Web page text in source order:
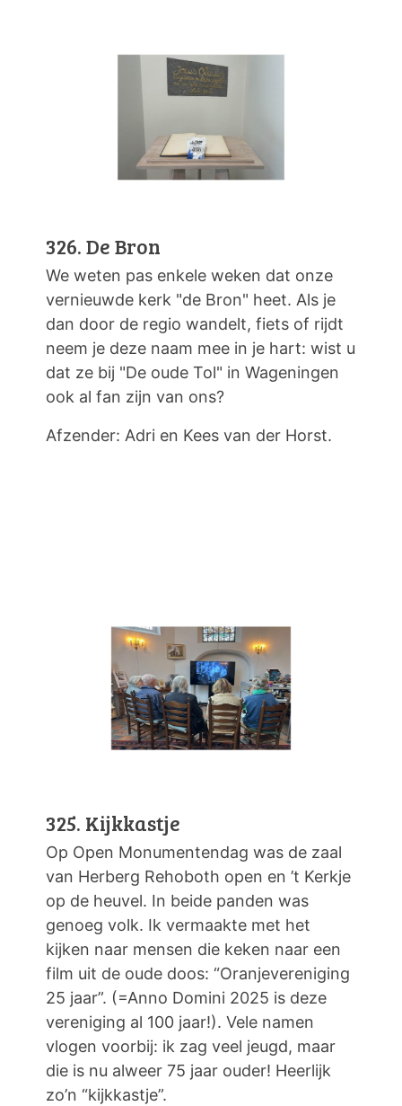
326. De Bron
We weten pas enkele weken dat onze
vernieuwde kerk "de Bron" heet. Als je
dan door de regio wandelt, fiets of rijdt
neem je deze naam mee in je hart: wist u
dat ze bij "De oude Tol" in Wageningen
ook al fan zijn van ons?
Afzender: Adri en Kees van der Horst.
325. Kijkkastje
Op Open Monumentendag was de zaal
van Herberg Rehoboth open en ’t Kerkje
op de heuvel. In beide panden was
genoeg volk. Ik vermaakte met het
kijken naar mensen die keken naar een
film uit de oude doos: “Oranjevereniging
25 jaar”. (=Anno Domini 2025 is deze
vereniging al 100 jaar!). Vele namen
vlogen voorbij: ik zag veel jeugd, maar
die is nu alweer 75 jaar ouder! Heerlijk
zo’n “kijkkastje”.